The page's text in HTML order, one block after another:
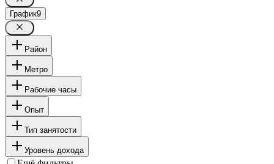
График9
Район
Метро
Рабочие часы
Опыт
Тип занятости
Уровень дохода